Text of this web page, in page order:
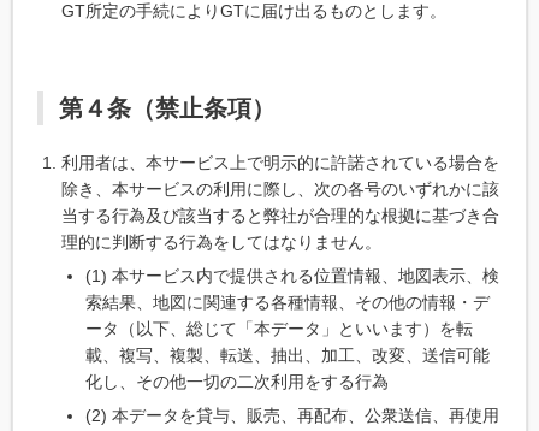
GT所定の手続によりGTに届け出るものとします。
第４条（禁止条項）
利用者は、本サービス上で明示的に許諾されている場合を
除き、本サービスの利用に際し、次の各号のいずれかに該
当する行為及び該当すると弊社が合理的な根拠に基づき合
理的に判断する行為をしてはなりません。
(1) 本サービス内で提供される位置情報、地図表示、検
索結果、地図に関連する各種情報、その他の情報・デ
ータ（以下、総じて「本データ」といいます）を転
載、複写、複製、転送、抽出、加工、改変、送信可能
化し、その他一切の二次利用をする行為
(2) 本データを貸与、販売、再配布、公衆送信、再使用